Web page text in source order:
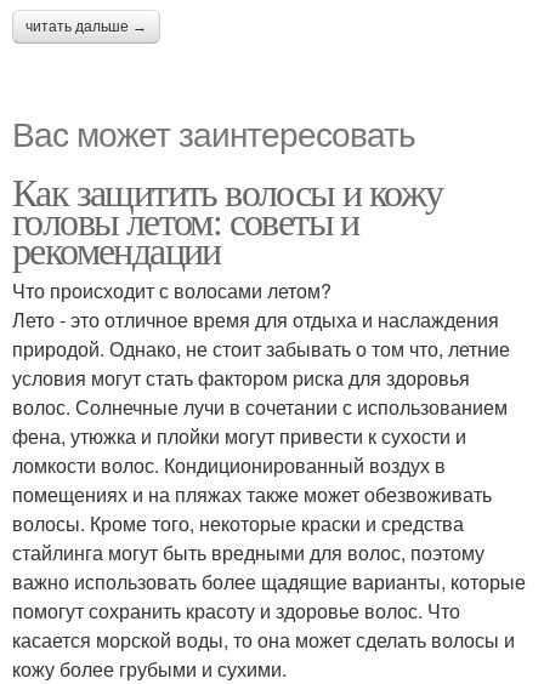
читать дальше →
Вас может заинтересовать
Как защитить волосы и кожу
головы летом: советы и
рекомендации
Что происходит с волосами летом?
Лето - это отличное время для отдыха и наслаждения
природой. Однако, не стоит забывать о том что, летние
условия могут стать фактором риска для здоровья
волос. Солнечные лучи в сочетании с использованием
фена, утюжка и плойки могут привести к сухости и
ломкости волос. Кондиционированный воздух в
помещениях и на пляжах также может обезвоживать
волосы. Кроме того, некоторые краски и средства
стайлинга могут быть вредными для волос, поэтому
важно использовать более щадящие варианты, которые
помогут сохранить красоту и здоровье волос. Что
касается морской воды, то она может сделать волосы и
кожу более грубыми и сухими.